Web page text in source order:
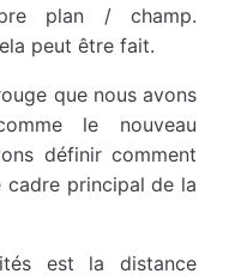
plan / champ.
peut être fait.
que nous avons
le nouveau
définir comment
principal de la
est la distance